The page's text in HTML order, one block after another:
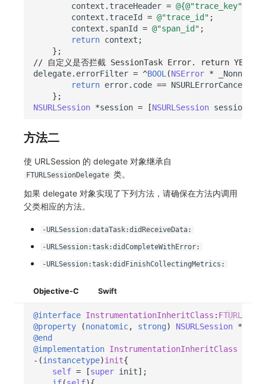
图表图片
context . traceHeader = @{@"trace_key"
context . traceId = @"trace_id" ;
context . spanId = @"span_id" ;
return context ;
};
// 自定义是否拦截 SessionTask Error. return YES：
delegate. errorFilter = ^BOOL (NSError * _Nonnull
return error. code == NSURLErrorCancelled
};
NSURLSession *session = [NSURLSession
方法二
使 URLSession 的 delegate 对象继承自
FTURLSessionDelegate 类。
如果 delegate 对象实现了下列方法，请确保在方法内调用
父类相应的方法。
-URLSession:dataTask:didReceiveData:
-URLSession:task:didCompleteWithError:
-URLSession:task:didFinishCollectingMetrics:
Objective-C Swift
@interface InstrumentationInheritClass :
@property
(nonatomic, strong) NSURLSession *
@end
@implementation InstrumentationInheritClass
-(instancetype)init{
self = [super init];